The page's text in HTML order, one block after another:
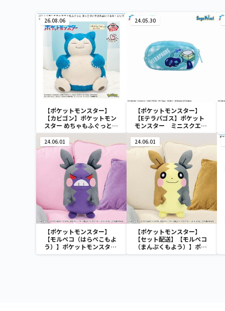
26.08.06
【ポケットモンスター】
【カビゴン】ポケットモン
スター めちゃもふぐっと
ほっこりいやされぬいぐる
み～カビゴン～
24.05.30
【ポケットモンスター】
【Eテラパゴス】ポケット
モンスター ミニスクエア
ポーチ
24.06.01
【ポケットモンスター】
【モルペコ（はらぺこもよ
う）】ポケットモンスター
めちゃもふぐっとぬいぐる
24.06.01
【ポケットモンスター】
【セット配送】【モルペコ
（まんぷくもよう）】ポケ
ットモンスター めちゃもふ